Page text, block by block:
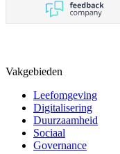
Vakgebieden
Leefomgeving
Digitalisering
Duurzaamheid
Sociaal
Governance